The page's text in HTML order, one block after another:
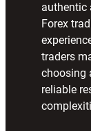
authentic
Forex
traders
choosing
reliable